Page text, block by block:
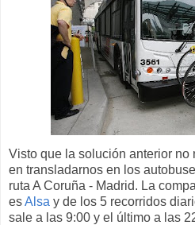
Visto que la solución anterior no
en transladarnos en los
ruta A Coruña - Madrid. La
esAlsa y de los 5 recorridos
sale a las 9:00 y el último a las